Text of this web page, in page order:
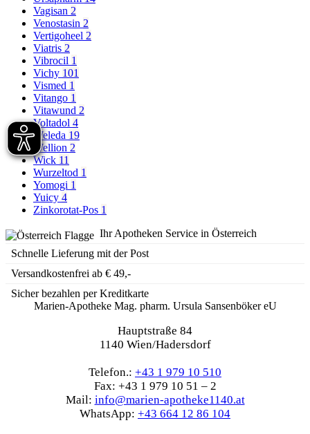
Vagisan 2
Venostasin 2
Vertigoheel 2
Viatris 2
Vibrocil 1
Vichy 101
Vismed 1
Vitango 1
Vitawund 2
Voltadol 4
Weleda 19
Wellion 2
Wick 11
Wurzeltod 1
Yomogi 1
Yuicy 4
Zinkorotat-Pos 1
Ihr Apotheken Service in Österreich
Schnelle Lieferung mit der Post
Versandkostenfrei ab € 49,-
Sicher bezahlen per Kreditkarte
Marien-Apotheke Mag. pharm. Ursula Sansenböker eU
Hauptstraße 84
1140 Wien/Hadersdorf
Telefon.: +43 1 979 10 510
Fax: +43 1 979 10 51 – 2
Mail: info@marien-apotheke1140.at
WhatsApp: +43 664 12 86 104